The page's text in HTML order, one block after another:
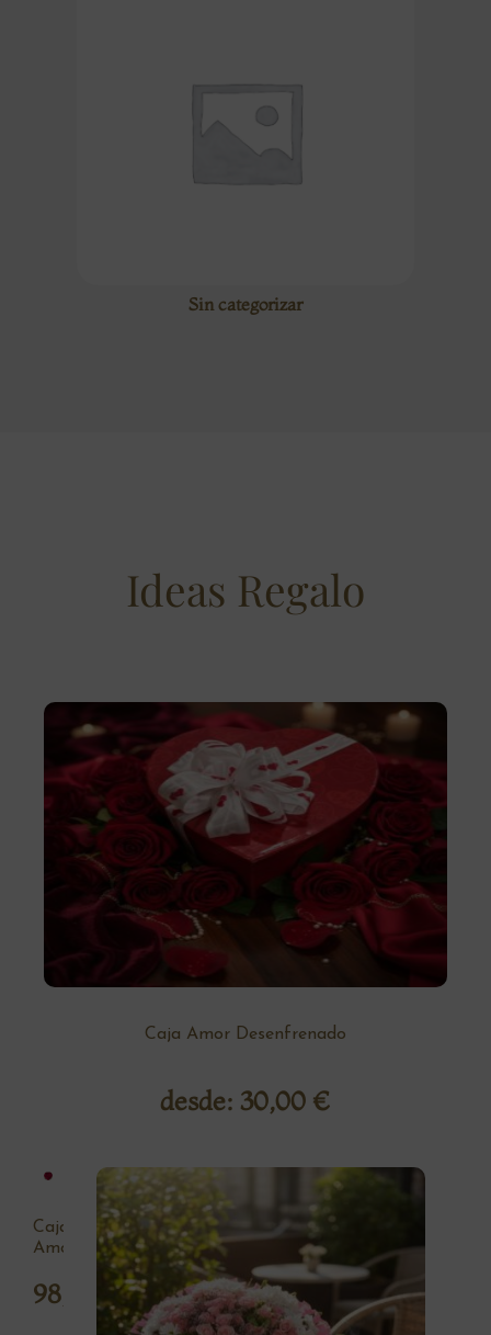
Sin categorizar
Ideas Regalo
Caja Amor Desenfrenado
desde: 30,00 €
Caja
Amor
98,00 €